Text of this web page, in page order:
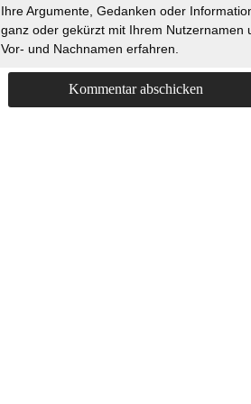
Ihre Argumente, Gedanken oder
ganz oder gekürzt mit Ihrem Nutzernamen
Vor- und Nachnamen erfahren.